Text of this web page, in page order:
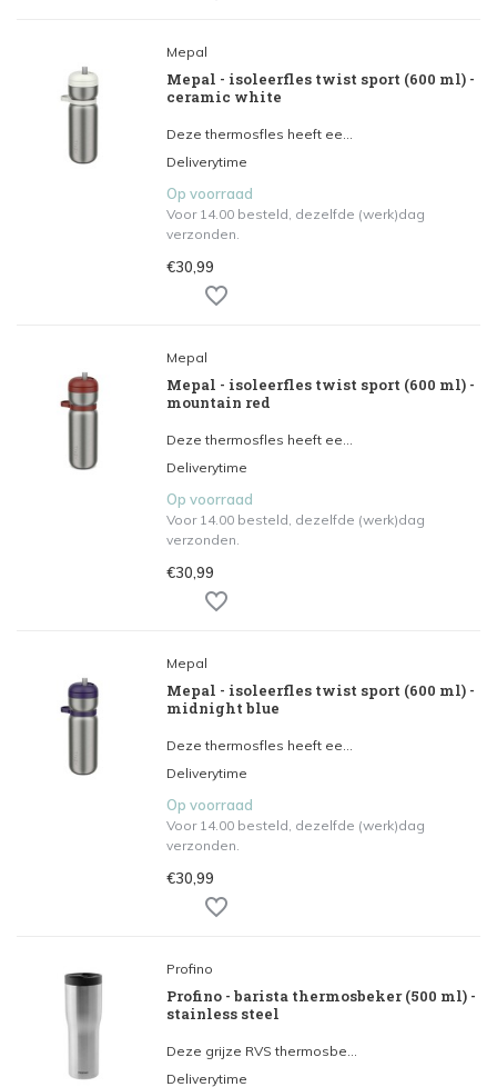
Mepal
Mepal - isoleerfles twist sport (600 ml) -
ceramic white
Deze thermosfles heeft ee...
Deliverytime
Op voorraad
Voor 14.00 besteld, dezelfde (werk)dag
verzonden.
€30,99
Mepal
Mepal - isoleerfles twist sport (600 ml) -
mountain red
Deze thermosfles heeft ee...
Deliverytime
Op voorraad
Voor 14.00 besteld, dezelfde (werk)dag
verzonden.
€30,99
Mepal
Mepal - isoleerfles twist sport (600 ml) -
midnight blue
Deze thermosfles heeft ee...
Deliverytime
Op voorraad
Voor 14.00 besteld, dezelfde (werk)dag
verzonden.
€30,99
Profino
Profino - barista thermosbeker (500 ml) -
stainless steel
Deze grijze RVS thermosbe...
Deliverytime